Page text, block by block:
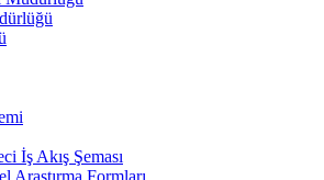
İş Akış Şeması
Araştırma Formları